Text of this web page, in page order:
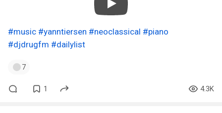
#music #yanntiersen #neoclassical #piano
#djdrugfm #dailylist
7
1 4.3K